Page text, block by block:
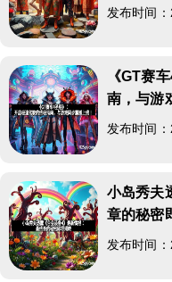
发布时间
《GT赛
南，与游
发布时间
小岛秀夫
章的秘密
发布时间